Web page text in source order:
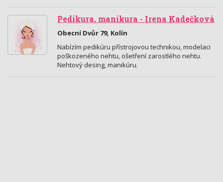
Pedikura, manikura - Irena Kadečková
Obecní Dvůr 79, Kolín
Nabízím pedikúru přístrojovou technikou, modelaci
poškozeného nehtu, ošetření zarostlého nehtu.
Nehtový desing, manikúru.